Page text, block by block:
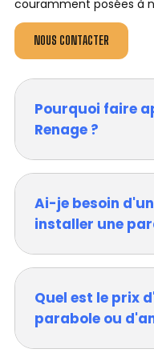
couramment posées à
NOUS CONTACTER
Pourquoi faire
Renage ?
Ai-je besoin
installer une
Quel est le prix
parabole ou